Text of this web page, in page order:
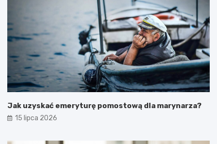
Jak uzyskać emeryturę pomostową dla marynarza?
15 lipca 2026